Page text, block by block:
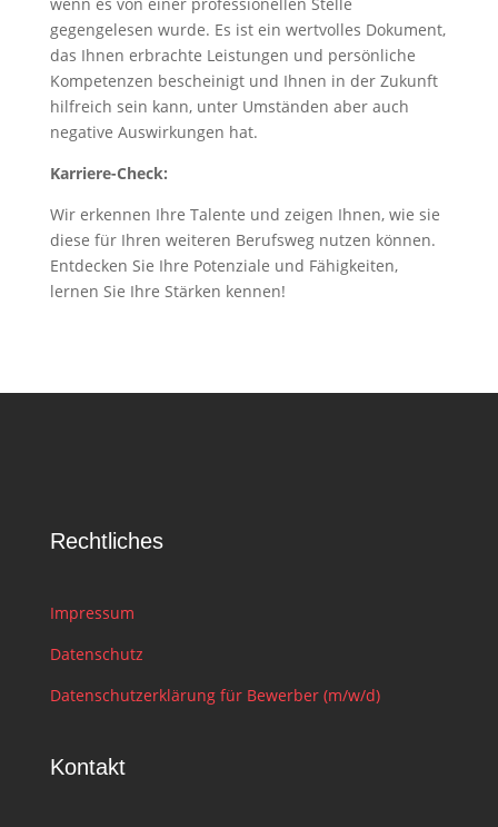
gegengelesen wurde. Es ist ein wertvolles Dokument,
das Ihnen erbrachte Leistungen und persönliche
Kompetenzen bescheinigt und Ihnen in der Zukunft
hilfreich sein kann, unter Umständen aber auch
negative Auswirkungen hat.
Karriere-Check:
Wir erkennen Ihre Talente und zeigen Ihnen, wie sie
diese für Ihren weiteren Berufsweg nutzen können.
Entdecken Sie Ihre Potenziale und Fähigkeiten,
lernen Sie Ihre Stärken kennen!
Rechtliches
Impressum
Datenschutz
Datenschutzerklärung für Bewerber (m/w/d)
Kontakt